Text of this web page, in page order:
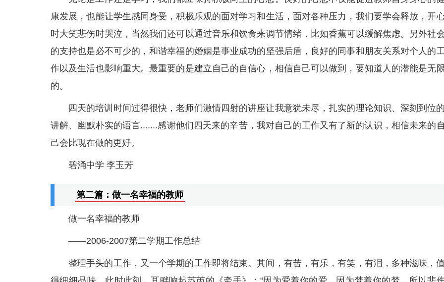
康发展，也能让学生感同身受，积极乐观的面对学习和生活，面对各种压力，我们要学会释放，开
时大笑悲伤时哭泣，当然我们还可以通过音乐和饮食来调节情绪，比如香蕉可以缓解焦虑。另外社
的支持也是必不可少的，和谐幸福的婚姻是事业成功的坚强后盾，良好的同事和朋友关系对个人的
作以及生活也影响重大。最重要的是建立自己的自信心，相信自己可以做到，要知道人的潜能是无限
的。
四天的培训时间过得很快，老师们激情四射的讲座让我意犹未尽，扎实的理论知识、深刻到位的
讲解、幽默朴实的语言.......感谢他们四天来的辛苦，我对自己的工作又有了新的认识，相信未来的自
己会比现在做的更好。
碧涌中学 李玉芳
第二篇：做一名幸福的教师
做一名幸福的教师
——2006-2007第二学期工作总结
整理手头的工作，又一个学期的工作即将结束。其间，有苦，有乐，有笑，有泪，多种滋味，值